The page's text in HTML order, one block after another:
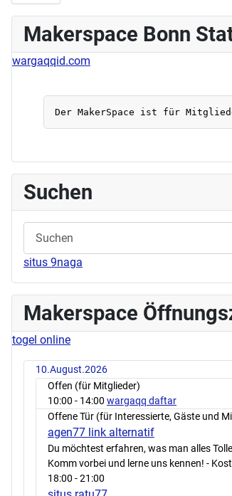
Makerspace Bonn
wargaqqid.com
Suchen
situs 9naga
Makerspace
togel online
10.August.2026
Offen (für Mitglieder)
10:00 - 14:00 wargaqq daftar
Offene Tür (für Interessierte, Gäste und
agen77 link alternatif
Du möchtest erfahren, was man alles
Komm vorbei und lerne uns kennen! -
18:00 - 21:00